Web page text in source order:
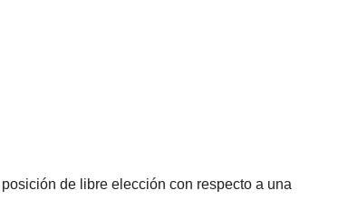
de libre elección con respecto a una